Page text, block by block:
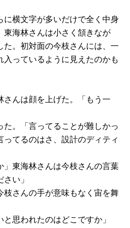
横文字が多いだけで全く中身
東海林さんは小さく頷きなが
た。初対面の今枝さんには、一
入っているように見えたのかも
んは顔を上げた。「もう一
。「言ってることが難しかっ
ってるのはさ、設計のディティ
東海林さんは今枝さんの言葉
い」
さんの手が意味もなく宙を舞
思われたのはどこですか」